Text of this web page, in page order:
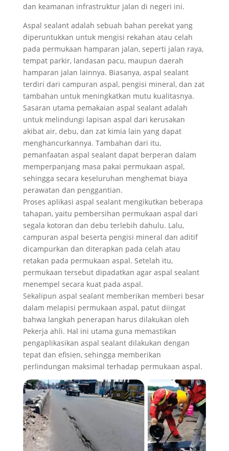
dan keamanan infrastruktur jalan di negeri ini.
Aspal sealant adalah sebuah bahan perekat yang
diperuntukkan untuk mengisi rekahan atau celah
pada permukaan hamparan jalan, seperti jalan raya,
tempat parkir, landasan pacu, maupun daerah
hamparan jalan lainnya. Biasanya, aspal sealant
terdiri dari campuran aspal, pengisi mineral, dan zat
tambahan untuk meningkatkan mutu kualitasnya.
Sasaran utama pemakaian aspal sealant adalah
untuk melindungi lapisan aspal dari kerusakan
akibat air, debu, dan zat kimia lain yang dapat
menghancurkannya. Tambahan dari itu,
pemanfaatan aspal sealant dapat berperan dalam
memperpanjang masa pakai permukaan aspal,
sehingga secara keseluruhan menghemat biaya
perawatan dan penggantian.
Proses aplikasi aspal sealant mengikutkan beberapa
tahapan, yaitu pembersihan permukaan aspal dari
segala kotoran dan debu terlebih dahulu. Lalu,
campuran aspal beserta pengisi mineral dan aditif
dicampurkan dan diterapkan pada celah atau
retakan pada permukaan aspal. Setelah itu,
permukaan tersebut dipadatkan agar aspal sealant
menempel secara kuat pada aspal.
Sekalipun aspal sealant memberikan memberi besar
dalam melapisi permukaan aspal, patut diingat
bahwa langkah penerapan harus dilakukan oleh
Pekerja ahli. Hal ini utama guna memastikan
pengaplikasikan aspal sealant dilakukan dengan
tepat dan efisien, sehingga memberikan
perlindungan maksimal terhadap permukaan aspal.